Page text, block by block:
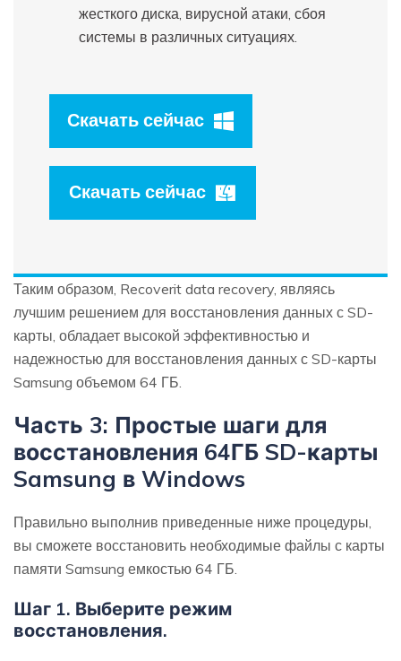
жесткого диска, вирусной атаки, сбоя
системы в различных ситуациях.
Скачать сейчас
Скачать сейчас
Таким образом, Recoverit data recovery, являясь
лучшим решением для восстановления данных с SD-
карты, обладает высокой эффективностью и
надежностью для восстановления данных с SD-карты
Samsung объемом 64 ГБ.
Часть 3: Простые шаги для
восстановления 64ГБ SD-карты
Samsung в Windows
Правильно выполнив приведенные ниже процедуры,
вы сможете восстановить необходимые файлы с карты
памяти Samsung емкостью 64 ГБ.
Шаг 1. Выберите режим
восстановления.